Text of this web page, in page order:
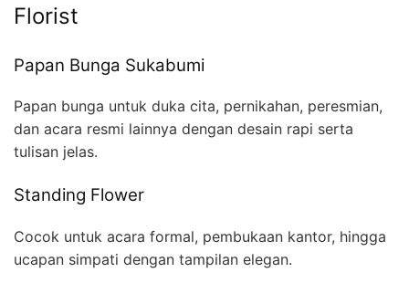
Florist
Papan Bunga Sukabumi
Papan bunga untuk duka cita, pernikahan, peresmian,
dan acara resmi lainnya dengan desain rapi serta
tulisan jelas.
Standing Flower
Cocok untuk acara formal, pembukaan kantor, hingga
ucapan simpati dengan tampilan elegan.